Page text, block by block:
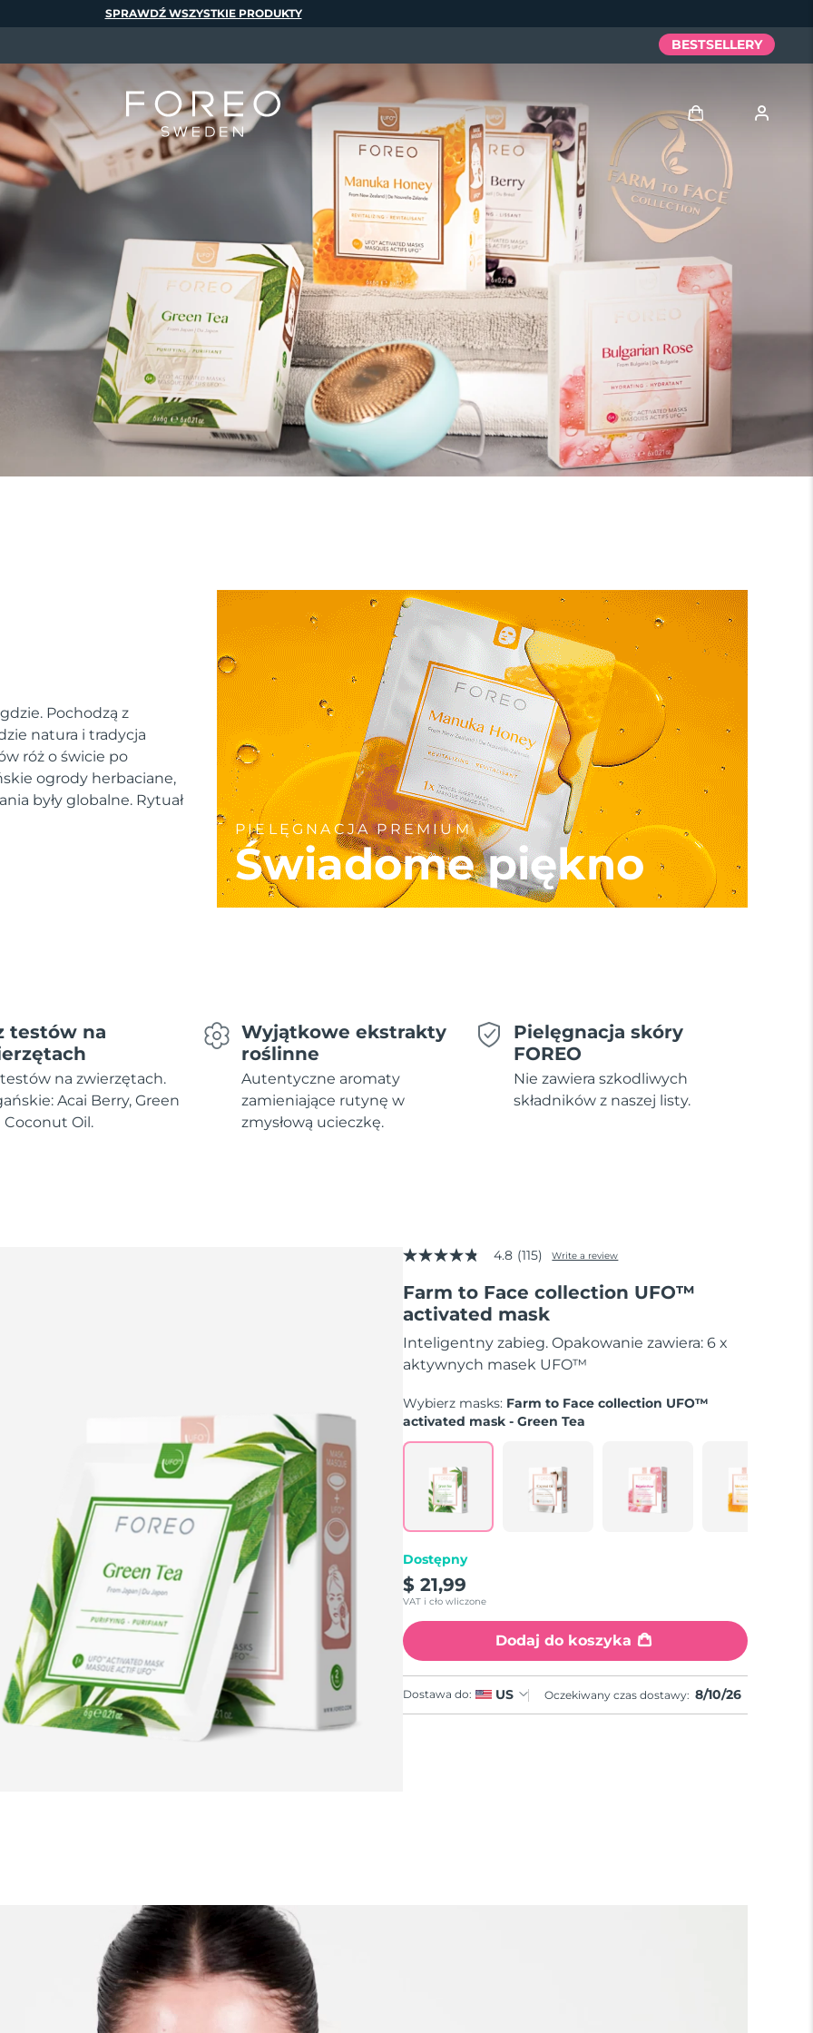
Pochodzą z
natura i tradycja
róż o świcie po
ogrody herbaciane,
były globalne. Rytuał
PIELĘGNACJA PREMIUM
Świadome piękno
testów na
na zwierzętach.
Acai Berry, Green
Coconut Oil.
Wyjątkowe ekstrakty
roślinne
Autentyczne aromaty
zamieniające rutynę w
zmysłową ucieczkę.
Pielęgnacja skóry
FOREO
Nie zawiera szkodliwych
składników z naszej listy.
4.8
of
5
stars,
average
rating
value.
Read
Reviews.
Same
link.
4.8 (115) Write a review
Farm to Face collection UFO™
activated mask
Inteligentny zabieg. Opakowanie zawiera: 6 x
aktywnych masek UFO™
Wybierz masks: Farm to Face collection UFO™
activated mask - Green Tea
Dostępny
$ 21,99
VAT i cło wliczone
Dodaj do koszyka
Dostawa do: US Oczekiwany czas dostawy: 8/10/26
SPRAWDŹ WSZYSTKIE PRODUKTY
BESTSELLERY
Profil użytkownika
Moje urządzenia
Moje zamówienia
Moje adresy
Moje subskrypcje